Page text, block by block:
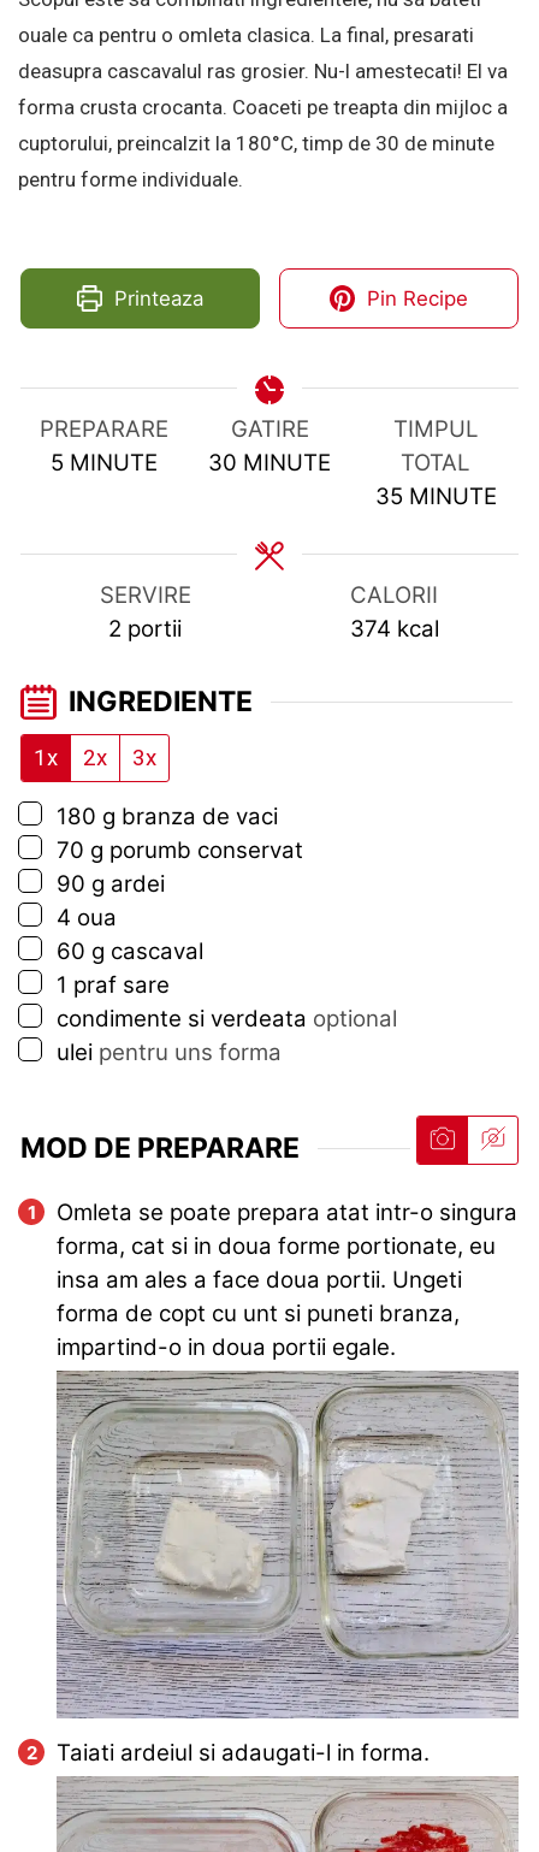
ouale ca pentru o omleta clasica. La final, presarati
deasupra cascavalul ras grosier. Nu-l amestecati! El va
forma crusta crocanta. Coaceti pe treapta din mijloc a
cuptorului, preincalzit la 180°C, timp de 30 de minute
pentru forme individuale.
Printeaza Pin Recipe
PREPARARE
5MINUTES
MINUTE
GATIRE
30 MINUTES
MINUTE
TIMPUL
TOTAL
35MINUTES
MINUTE
SERVIRE
2 portii
CALORII
374 kcal
INGREDIENTE
1x 2x 3x
▢
180 g branza de vaci
▢
70 g porumb conservat
▢
90 g ardei
▢
4 oua
▢
60 g cascaval
▢
1 praf sare
▢
condimente si verdeata optional
▢
ulei pentru uns forma
MOD DE PREPARARE
Omleta se poate prepara atat intr-o singura
forma, cat si in doua forme portionate, eu
insa am ales a face doua portii. Ungeti
forma de copt cu unt si puneti branza,
impartind-o in doua portii egale.
Taiati ardeiul si adaugati-l in forma.